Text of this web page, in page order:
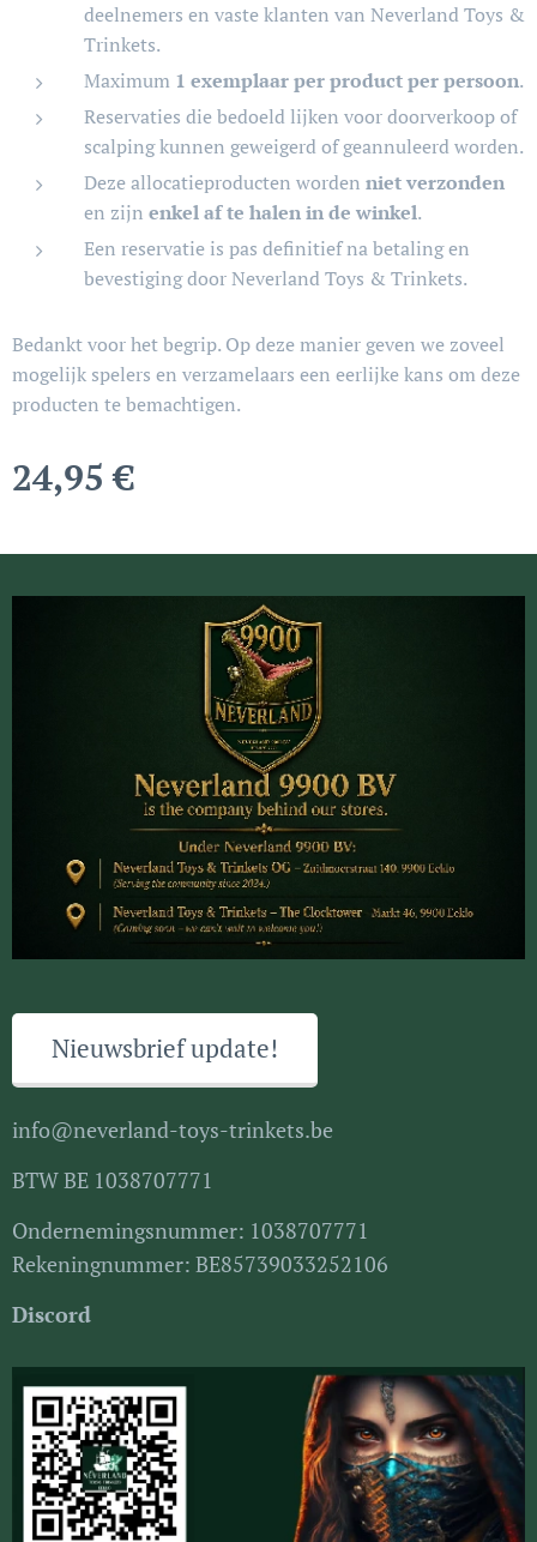
deelnemers en vaste klanten van Neverland Toys &
Trinkets.
Maximum 1 exemplaar per product per persoon.
Reservaties die bedoeld lijken voor doorverkoop of
scalping kunnen geweigerd of geannuleerd worden.
Deze allocatieproducten worden niet verzonden
en zijn enkel af te halen in de winkel.
Een reservatie is pas definitief na betaling en
bevestiging door Neverland Toys & Trinkets.
Bedankt voor het begrip. Op deze manier geven we zoveel
mogelijk spelers en verzamelaars een eerlijke kans om deze
producten te bemachtigen.
24,95 €
Nieuwsbrief update!
info@neverland-toys-trinkets.be
BTW BE 1038707771
Ondernemingsnummer: 1038707771
Rekeningnummer: BE85739033252106
Discord